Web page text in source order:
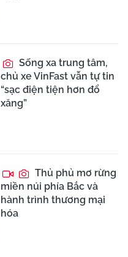
Sống xa trung tâm,
chủ xe VinFast vẫn tự tin
“sạc điện tiện hơn đổ
xăng”
Thủ phủ mơ rừng
miền núi phía Bắc và
hành trình thương mại
hóa